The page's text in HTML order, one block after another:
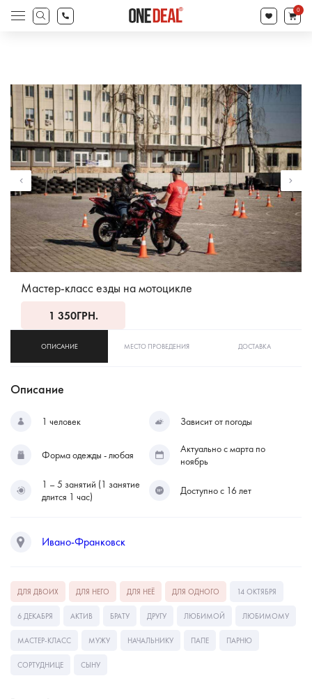
товаров
Поиск
товаров
0
Мастер-класс езды на мотоцикле
1 350ГРН.
ОПИСАНИЕ МЕСТО ПРОВЕДЕНИЯ ДОСТАВКА
Описание
1 человек Зависит от погоды
Форма одежды - любая
Актуально с марта по
ноябрь
1 – 5 занятий (1 занятие
длится 1 час)
Доступно с 16 лет
Ивано-Франковск
ДЛЯ ДВОИХ ДЛЯ НЕГО ДЛЯ НЕЁ ДЛЯ ОДНОГО 14 ОКТЯБРЯ
6 ДЕКАБРЯ АКТИВ БРАТУ ДРУГУ ЛЮБИМОЙ ЛЮБИМОМУ
МАСТЕР-КЛАСС МУЖУ НАЧАЛЬНИКУ ПАПЕ ПАРНЮ
СОРТУДНИЦЕ СЫНУ